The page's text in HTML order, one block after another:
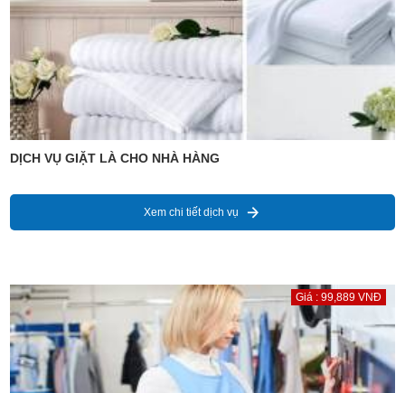
DỊCH VỤ GIẶT LÀ CHO NHÀ HÀNG
Xem chi tiết dịch vụ
Giá : 99,889 VNĐ